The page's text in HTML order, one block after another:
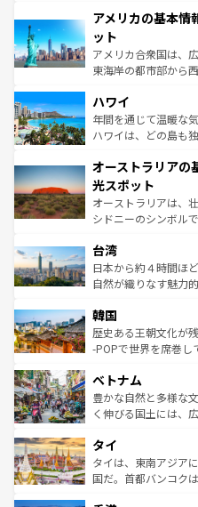
ンツ一覧を参照して
の建物がそのまま残
博物館もあり、アル
ことができる。国民
者向けの交通パス提
着のスイス情報は
アメリカの基本情
ット
アメリカ合衆国は、
東海岸の都市部から
のような巨大都市は
ンメントが詰まった
西部には大自然が広
部のニューオーリン
文化が魅力。旅行者
しみながら、その多
るだろう。車でのロ
情報は
ハワイ
年間を通じて温暖な
ハワイは、どの島も
ワイ島は見逃せない
島だが、静かな自然
おすすめ。エメラル
文化や歴史が息づい
人々、おいしいロー
ク、伝統的なフラダ
っている。訪れるた
はコンテンツ一覧
オーストラリアの
光スポット
オーストラリアは、
シドニーのシンボル
リアリーフや大陸中
ク）、タスマニアの
ど、見どころがたく
いる。アクティビテ
ビング、ハイキング
い。オーストラリア
参照してほしい。
台湾
日本から約４時間ほ
自然が織りなす魅力
ン）、静ひつな山岳
と山間の静けさが共
驚きをもたらしてく
容にもいいと評判の
が味わえる
照してほしい。
韓国
歴史ある王朝文化が
-POPで世界を席巻し
き、地方に足を延ば
できる。そして、キ
まで、さまざまな韓
リティに包まれなが
覧を参照してほしい。
ベトナム
豊かな自然と多様な
く伸びる国土には、
急速な発展と共に伝
ーチミン市のフラン
醸し出している。ま
タイ
タイは、東南アジア
国だ。首都バンコク